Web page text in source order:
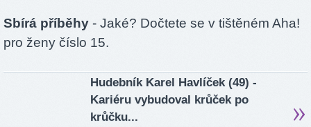
Sbírá příběhy - Jaké? Dočtete se v tištěném Aha!
pro ženy číslo 15.
Hudebník Karel Havlíček (49) -
Kariéru vybudoval krůček po
krůčku...